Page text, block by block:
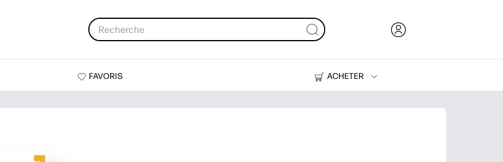
FAVORIS
ACHETER
Des imprimantes